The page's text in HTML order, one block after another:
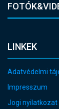
LINKEK
Adatvédelmi
Impresszum
Jogi nyilatkozat